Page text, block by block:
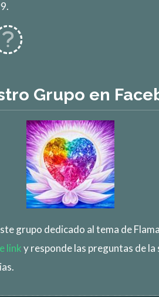
Grupo en
grupo dedicado al tema de
linky responde las preguntas de